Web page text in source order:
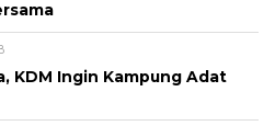
KDM Ingin Kampung Adat